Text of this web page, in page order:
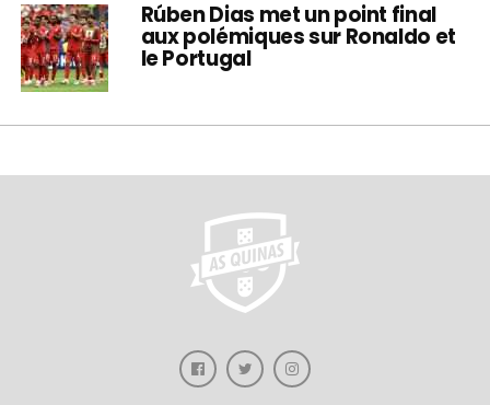
Rúben Dias met un point final
aux polémiques sur Ronaldo et
le Portugal